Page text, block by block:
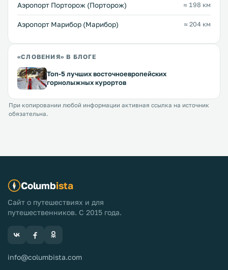
Аэропорт Порторож (Порторож) ≈ 198 км
Аэропорт Марибор (Марибор) ≈ 204 км
«СЛОВЕНИЯ» В БЛОГЕ
Топ-5 лучших восточноевропейских
горнолыжных курортов
При копировании любой информации активная ссылка на источник
обязательна.
Columbista
Сайт о путешествиях и для
путешественников. С 2015 года.
info@columbista.com